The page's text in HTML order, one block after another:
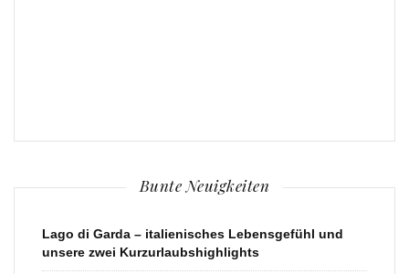
Bunte Neuigkeiten
Lago di Garda – italienisches Lebensgefühl und
unsere zwei Kurzurlaubshighlights